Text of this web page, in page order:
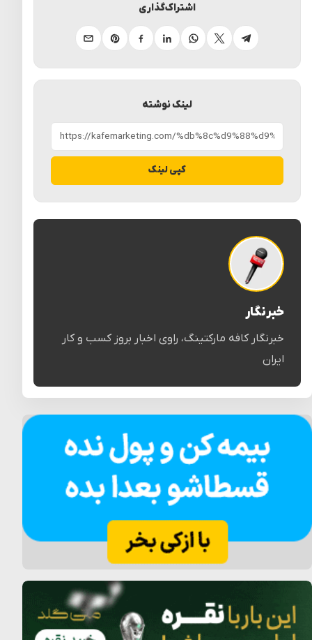
لینک نوشته
کپی لینک
اشتراک‌گذاری
تلگرامایکسواتساپلینکدینفیسبوکپینترستایمیل
خبرنگار
خبرنگار کافه مارکتینگ، راوی اخبار بروز کسب و کار
ایران